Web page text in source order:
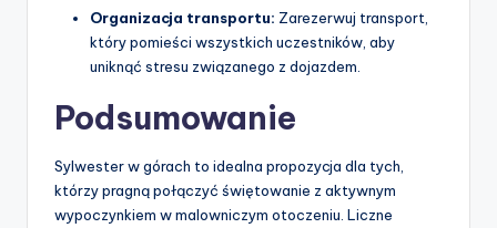
Organizacja transportu: Zarezerwuj transport,
który pomieści wszystkich uczestników, aby
uniknąć stresu związanego z dojazdem.
Podsumowanie
Sylwester w górach to idealna propozycja dla tych,
którzy pragną połączyć świętowanie z aktywnym
wypoczynkiem w malowniczym otoczeniu. Liczne